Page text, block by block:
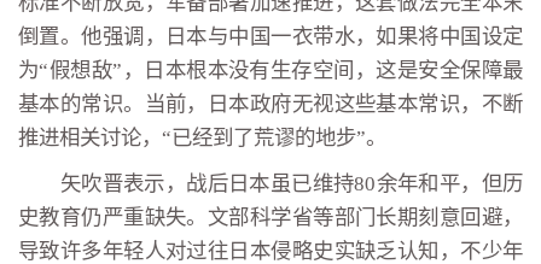
倒置。他强调，日本与中国一衣带水，如果将中国设定
为“假想敌”，日本根本没有生存空间，这是安全保障最
基本的常识。当前，日本政府无视这些基本常识，不断
推进相关讨论，“已经到了荒谬的地步”。
矢吹晋表示，战后日本虽已维持80余年和平，但历
史教育仍严重缺失。文部科学省等部门长期刻意回避，
导致许多年轻人对过往日本侵略史实缺乏认知，不少年